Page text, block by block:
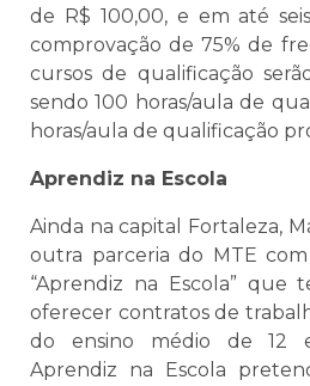
de R$ 100,00, e em até
comprovação de 75% de
cursos de qualificação
sendo 100 horas/aula de
horas/aula de qualificação
Aprendiz na Escola
Ainda na capital Fortaleza,
outra parceria do MTE
“Aprendiz na Escola” que
oferecer contratos de
do ensino médio de 12
Aprendiz na Escola